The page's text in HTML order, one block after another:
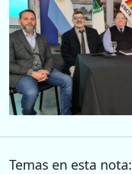
Temas en esta nota: